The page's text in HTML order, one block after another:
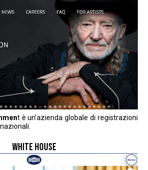
t è un’azienda globale di registrazioni
WHITE HOUSE